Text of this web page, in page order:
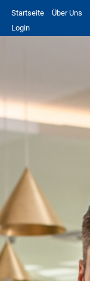
Startseite Über Uns
Login